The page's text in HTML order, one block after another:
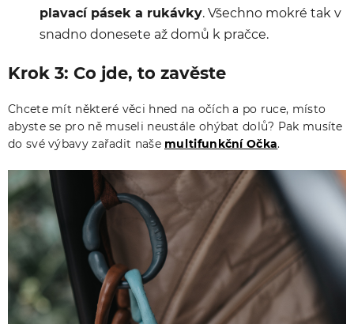
plavací pásek a rukávky. Všechno mokré tak v
snadno donesete až domů k pračce.
Krok 3: Co jde, to zavěste
Chcete mít některé věci hned na očích a po ruce, místo
abyste se pro ně museli neustále ohýbat dolů? Pak musíte
do své výbavy zařadit naše multifunkční Očka.